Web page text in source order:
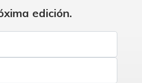
edición.